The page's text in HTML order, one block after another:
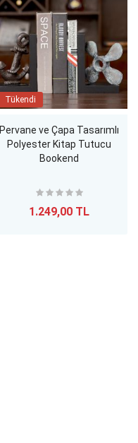
Tükendi
Pervane ve Çapa Tasarımlı
Polyester Kitap Tutucu
Bookend
1.249,00 TL